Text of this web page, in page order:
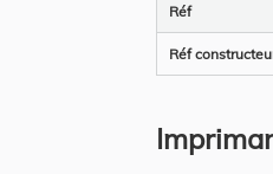
Réf
Réf